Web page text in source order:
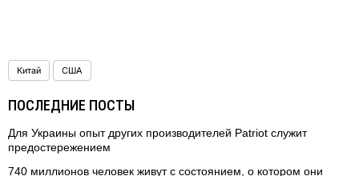
Китай США
ПОСЛЕДНИЕ ПОСТЫ
Для Украины опыт других производителей Patriot служит
предостережением
740 миллионов человек живут с состоянием, о котором они